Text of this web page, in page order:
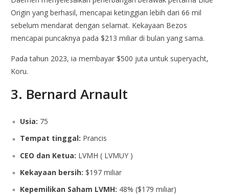
Origin yang berhasil, mencapai ketinggian lebih dari 66 mil
sebelum mendarat dengan selamat. Kekayaan Bezos
mencapai puncaknya pada $213 miliar di bulan yang sama.
Pada tahun 2023, ia membayar $500 juta untuk superyacht,
Koru.
3. Bernard Arnault
Usia: 75
Tempat tinggal: Prancis
CEO dan Ketua: LVMH ( LVMUY )
Kekayaan bersih: $197 miliar
Kepemilikan Saham LVMH: 48% ($179 miliar)